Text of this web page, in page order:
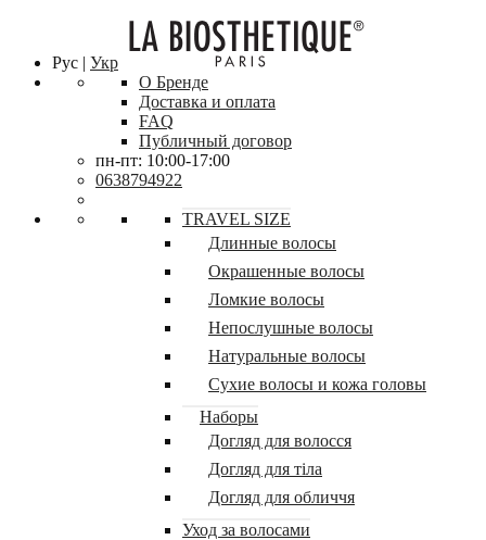
Рус | Укр
О Бренде
Доставка и оплата
FAQ
Публичный договор
пн-пт: 10:00-17:00
0638794922
TRAVEL SIZE
Длинные волосы
Окрашенные волосы
Ломкие волосы
Непослушные волосы
Натуральные волосы
Сухие волосы и кожа головы
Наборы
Догляд для волосся
Догляд для тіла
Догляд для обличчя
Уход за волосами